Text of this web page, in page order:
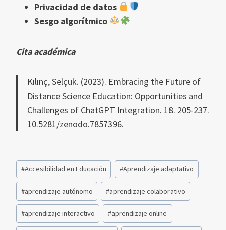
Privacidad de datos
Sesgo algorítmico
Cita académica
Kılınç, Selçuk. (2023). Embracing the Future of
Distance Science Education: Opportunities and
Challenges of ChatGPT Integration. 18. 205-237.
10.5281/zenodo.7857396.
Etiquetas
de
la
entrada:
#Accesibilidad en Educación #Aprendizaje adaptativo
#aprendizaje autónomo #aprendizaje colaborativo
#aprendizaje interactivo #aprendizaje online